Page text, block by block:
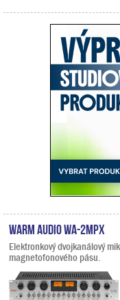
Warm Audio WA-2MPX
Elektronkový dvojkanálový
magnetofonového pásu.